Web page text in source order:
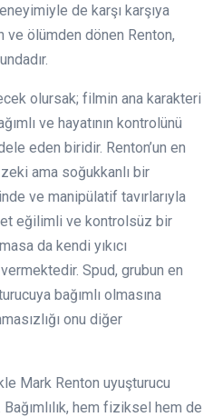
de karşı karşıya
ve ölümden dönen Renton,
olursak; filmin ana karakteri
ve hayatının kontrolünü
eden biridir. Renton’un en
ama soğukkanlı bir
ve manipülatif tavırlarıyla
eğilimli ve kontrolsüz bir
da kendi yıkıcı
Spud, grubun en
bağımlı olmasına
onu diğer
Mark Renton uyuşturucu
Bağımlılık, hem fiziksel hem de